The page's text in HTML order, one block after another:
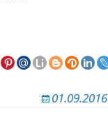
01.09.2016